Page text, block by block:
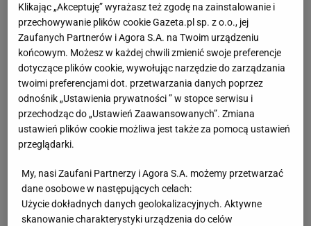
Zobacz wideo "Skandaliczna decyzja". Wciąż wrze
po tym, co zrobił Szymon Marciniak [To jest Sport.pl]
Znicz komentuje zwolnienie trenera. Tak się bronią
Tak portal weszlo.com opisywał zadziwiające
okoliczności zwolnienia: "Podróż została jednak
wstrzymana, zespół wyciągnięto z autokaru, trenera
wezwano na dywanik i poinformowano go o tym, że
zostanie zwolniony" -informował portal
przez to, że trener Znicza miał nie zgodzić się na
Klikając „Akceptuję” wyrażasz też zgodę na zainstalowanie i
przechowywanie plików cookie Gazeta.pl sp. z o.o., jej
Zaufanych Partnerów i Agora S.A. na Twoim urządzeniu
końcowym. Możesz w każdej chwili zmienić swoje preferencje
dotyczące plików cookie, wywołując narzędzie do zarządzania
twoimi preferencjami dot. przetwarzania danych poprzez
odnośnik „Ustawienia prywatności ” w stopce serwisu i
przechodząc do „Ustawień Zaawansowanych”. Zmiana
ustawień plików cookie możliwa jest także za pomocą ustawień
przeglądarki.
My, nasi Zaufani Partnerzy i Agora S.A. możemy przetwarzać
dane osobowe w następujących celach:
Użycie dokładnych danych geolokalizacyjnych. Aktywne
skanowanie charakterystyki urządzenia do celów